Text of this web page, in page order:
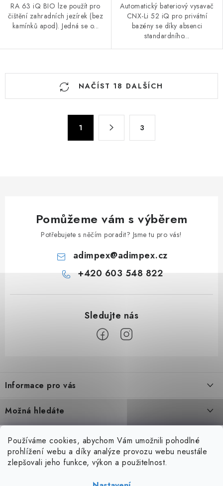
Používáme cookies, abychom Vám umožnili pohodlné
prohlížení webu a díky analýze provozu webu neustále
zlepšovali jeho funkce, výkon a použitelnost.
RA 63 iQ BIO lze použít pro
čištění zahradních jezírek (bez
kamínků apod). Jedná se o...
Automatický bateriový vysavač
CNX-Li 52 iQ pro privátní
bazény se díky absenci
standardního...
O
NAČÍST 18 DALŠÍCH
1 3
Pomůžeme vám s výběrem
Potřebujete s něčím poradit? Jsme tu pro vás!
adimpex@adimpex.cz
+420 603 548 822
p
a
t
í
Informace pro vás
O nás
Blog
Doprava & platby
Možná hledáte
Tepelná čerpadla
Tepelné výměníky
Blog
Péče o bazén se slanou vodou - jak na to?
1.8.2022
Kontakty
Výstavba luxusních betonových bazénů na klíč